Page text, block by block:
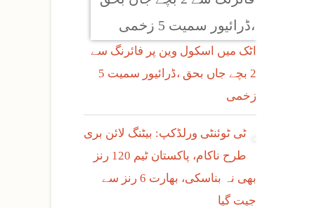
اٹک میں اسکول وین پر فائرنگ سے
2 بچے جاں بحق ،ڈرائیور سمیت 5
زخمی
ٹی ٹوئنٹی ورلڈکپ: بیٹنگ لائن بری
طرح ناکام، پاکستان ٹیم 120 رنز
بھی نہ بناسکی، بھارت 6 رنز سے
جیت گیا